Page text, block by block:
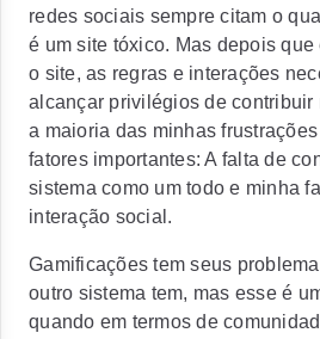
redes sociais sempre citam o
é um site tóxico. Mas depois
o site, as regras e interações
alcançar privilégios de contribuir
a maioria das minhas
fatores importantes: A falta de
sistema como um todo e minha
interação social.
Gamificações tem seus
outro sistema tem, mas esse é
quando em termos de